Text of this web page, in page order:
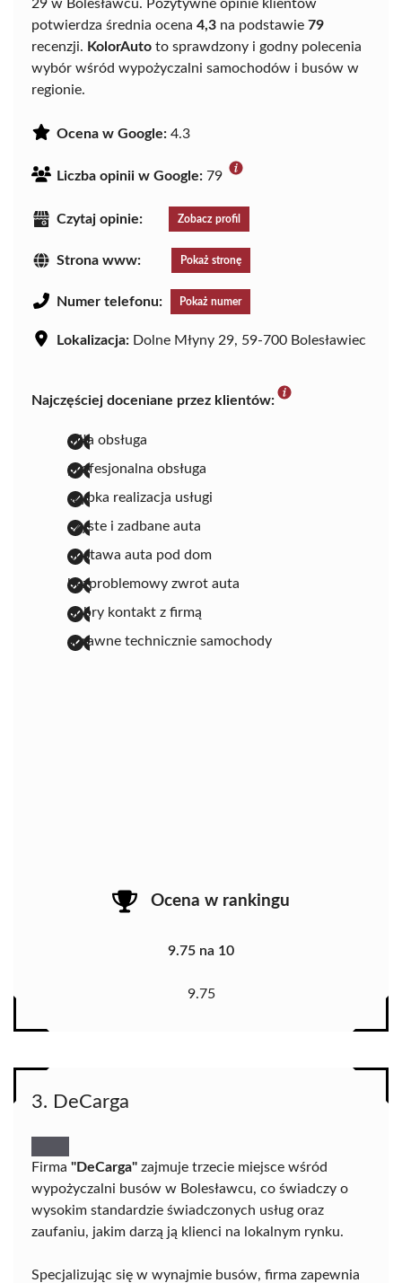
29 w Bolesławcu. Pozytywne opinie klientów
potwierdza średnia ocena 4,3 na podstawie 79
recenzji. KolorAuto to sprawdzony i godny polecenia
wybór wśród wypożyczalni samochodów i busów w
regionie.
Ocena w Google: 4.3
Liczba opinii w Google: 79
Czytaj opinie: Zobacz profil
Strona www: Pokaż stronę
Numer telefonu: Pokaż numer
Lokalizacja: Dolne Młyny 29, 59-700 Bolesławiec
Najczęściej doceniane przez klientów:
miła obsługa
profesjonalna obsługa
szybka realizacja usługi
czyste i zadbane auta
dostawa auta pod dom
bezproblemowy zwrot auta
dobry kontakt z firmą
sprawne technicznie samochody
Ocena w rankingu
9.75 na 10
9.75
3. DeCarga
Firma "DeCarga" zajmuje trzecie miejsce wśród
wypożyczalni busów w Bolesławcu, co świadczy o
wysokim standardzie świadczonych usług oraz
zaufaniu, jakim darzą ją klienci na lokalnym rynku.
Specjalizując się w wynajmie busów, firma zapewnia